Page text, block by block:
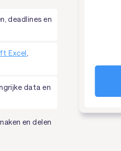
deadlines en
Excel
data en
en delen